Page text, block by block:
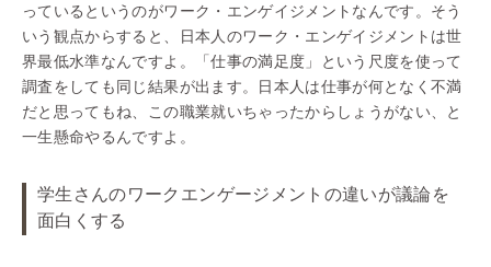
っているというのがワーク・エンゲイジメントなんです。そう
いう観点からすると、日本人のワーク・エンゲイジメントは世
界最低水準なんですよ。「仕事の満足度」という尺度を使って
調査をしても同じ結果が出ます。日本人は仕事が何となく不満
だと思ってもね、この職業就いちゃったからしょうがない、と
一生懸命やるんですよ。
学生さんのワークエンゲージメントの違いが議論を
面白くする